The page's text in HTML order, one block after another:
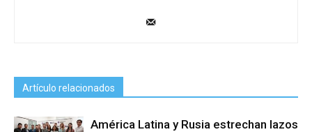
Artículo relacionados
América Latina y Rusia estrechan lazos